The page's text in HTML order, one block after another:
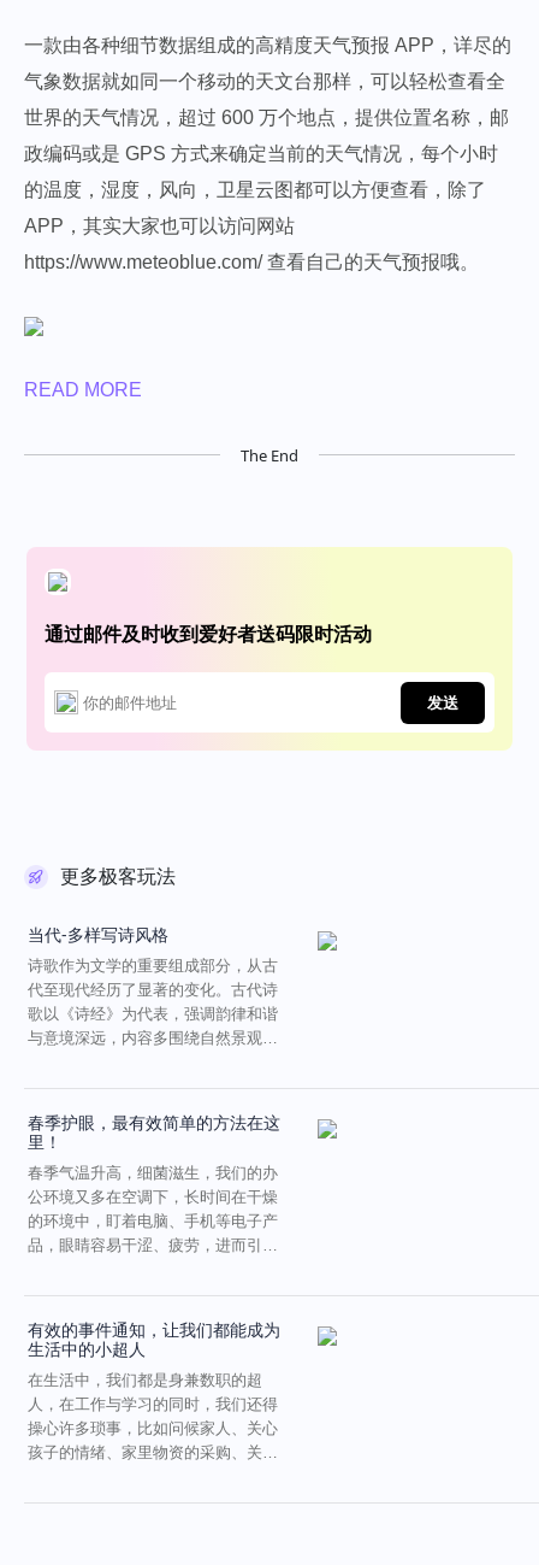
一款由各种细节数据组成的高精度天气预报 APP，详尽的
气象数据就如同一个移动的天文台那样，可以轻松查看全
世界的天气情况，超过 600 万个地点，提供位置名称，邮
政编码或是 GPS 方式来确定当前的天气情况，每个小时
的温度，湿度，风向，卫星云图都可以方便查看，除了
APP，其实大家也可以访问网站
https://www.meteoblue.com/ 查看自己的天气预报哦。
READ MORE
The End
通过邮件及时收到爱好者送码限时活动
发送
更多极客玩法
当代-多样写诗风格
诗歌作为文学的重要组成部分，从古
代至现代经历了显著的变化。古代诗
歌以《诗经》为代表，强调韵律和谐
与意境深远，内容多围绕自然景观与
春季护眼，最有效简单的方法在这
里！
春季气温升高，细菌滋生，我们的办
公环境又多在空调下，长时间在干燥
的环境中，盯着电脑、手机等电子产
品，眼睛容易干涩、疲劳，进而引发
有效的事件通知，让我们都能成为
生活中的小超人
在生活中，我们都是身兼数职的超
人，在工作与学习的同时，我们还得
操心许多琐事，比如问候家人、关心
孩子的情绪、家里物资的采购、关键